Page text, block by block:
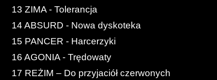
13 ZIMA - Tolerancja
14 ABSURD - Nowa dyskoteka
15 PANCER - Harcerzyki
16 AGONIA - Trędowaty
17 REŻIM – Do przyjaciół czerwonych